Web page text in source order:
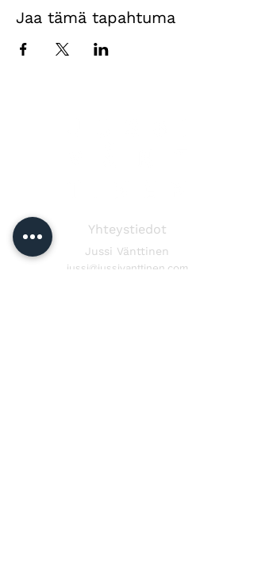
Jaa tämä tapahtuma
Yhteystiedot
Jussi Vänttinen
jussi@jussivanttinen.com